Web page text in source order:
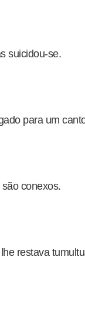
suicidou-se.
para um
conexos.
restava